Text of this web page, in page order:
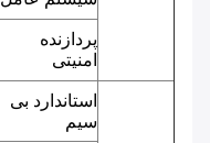
پردازنده
امنیتی
استاندارد بی
سیم